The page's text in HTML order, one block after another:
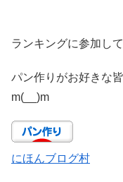
ランキングに参加して
パン作りがお好きな
m(__)m
にほんブログ村